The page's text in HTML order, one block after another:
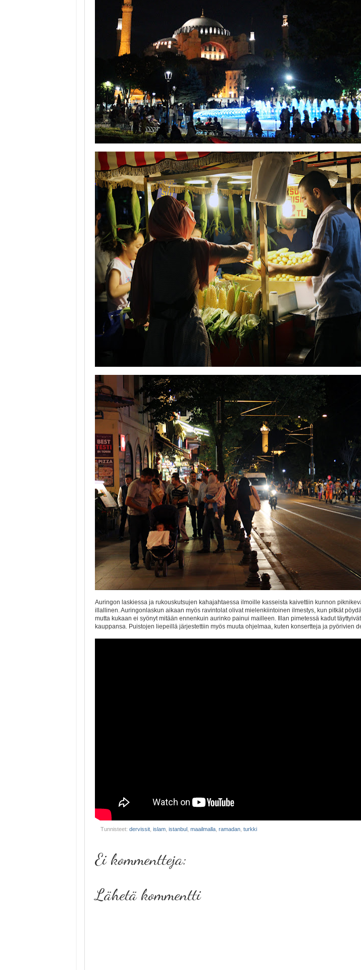
Auringon laskiessa ja rukouskutsujen kahajahtaessa ilmoille kasseista kaivettiin kunnon
illallinen. Auringonlaskun aikaan myös ravintolat olivat mielenkiintoinen ilmestys, kun pitkät
mutta kukaan ei syönyt mitään ennenkuin aurinko painui mailleen. Illan pimetessä kadut
kauppansa. Puistojen liepeillä järjestettiin myös muuta ohjelmaa, kuten konsertteja ja pyörivien
Tunnisteet: dervissit, islam, istanbul, maailmalla, ramadan, turkki
Ei kommentteja:
Lähetä kommentti